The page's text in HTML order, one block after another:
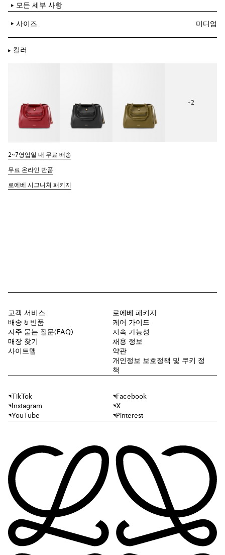
다. 모든 세부 사항
사이즈 미디엄
컬러
+2
2~7영업일 내 무료 배송
무료 온라인 반품
로에베 시그니처 패키지
고객 서비스
배송 & 반품
자주 묻는 질문(FAQ)
매장 찾기
사이트맵
로에베 패키지
케어 가이드
지속 가능성
채용 정보
약관
개인정보 보호정책 및 쿠키 정
책
TikTok
Facebook
Instagram
X
YouTube
Pinterest